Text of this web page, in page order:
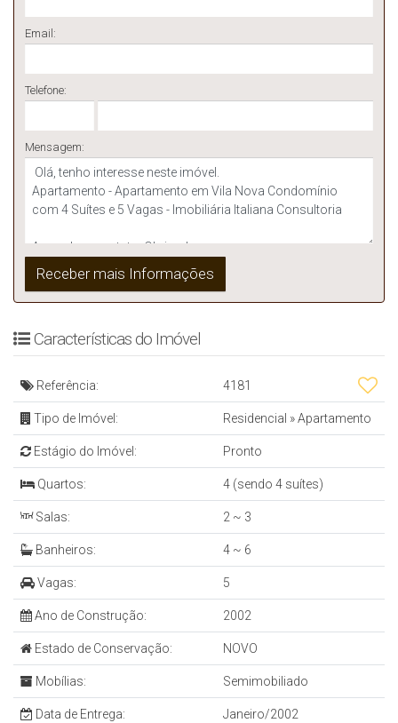
Email:
Telefone:
Mensagem:
Características do Imóvel
Referência: 4181
Tipo de Imóvel: Residencial »Apartamento
Estágio do Imóvel: Pronto
Quartos: 4 (sendo 4 suítes)
Salas: 2 ~ 3
Banheiros: 4 ~ 6
Vagas: 5
Ano de Construção: 2002
Estado de Conservação: NOVO
Mobílias: Semimobiliado
Data de Entrega: Janeiro/2002